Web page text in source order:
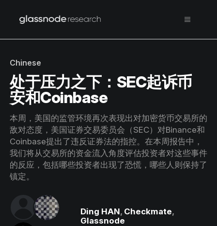
Chinese
处于压力之下：SEC起诉币
安和Coinbase
本周，美国的监管环境再次表现出对加密货币交易所的
敌对态度，美国证券交易委员会（SEC）对Binance和
Coinbase提出了违反证券法的指控。在本周报告中，
我们将从交易所的资金流入角度评估投资者对这些事件
的反应，包括哪些投资者出现了恐慌，哪些人则保持了
镇定。
Ding HAN, Checkmate,
Glassnode